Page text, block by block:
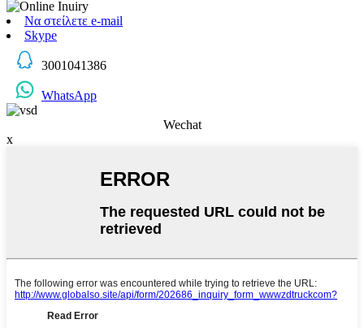
Να στείλετε e-mail
Skype
3001041386
WhatsApp
Wechat
x